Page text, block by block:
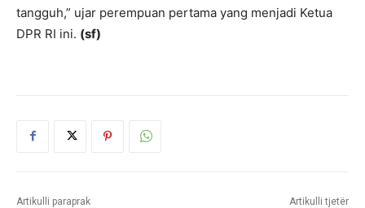
tangguh,” ujar perempuan pertama yang menjadi Ketua
DPR RI ini. (sf)
Artikulli paraprak Artikulli tjetër